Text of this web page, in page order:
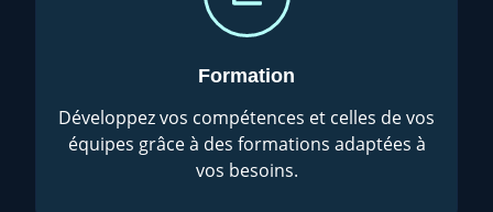
Formation
Développez vos compétences et celles de vos
équipes grâce à des formations adaptées à
vos besoins.